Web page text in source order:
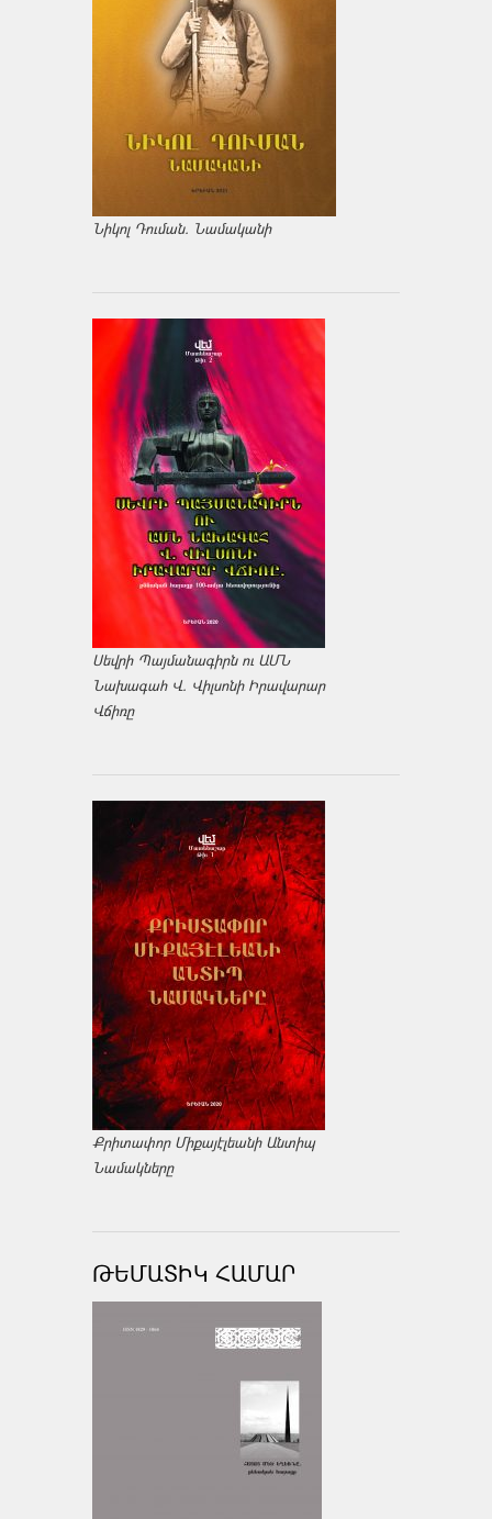
Նիկոլ Դուման. Նամականի
Սեվրի Պայմանագիրն ու ԱՄՆ
Նախագահ Վ. Վիլսոնի Իրավարար
Վճիռը
Քրիտափոր Միքայէլեանի Անտիպ
Նամակները
ԹԵՄԱՏԻԿ ՀԱՄԱՐ